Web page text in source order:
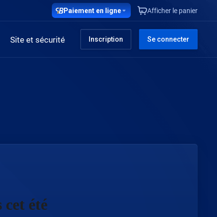
Paiement en ligne Afficher le panier
Site et sécurité Inscription Se connecter
cet été